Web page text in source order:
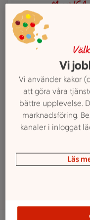
ICA
Maxi ICA
Vill du bli
Vi letar
vilka
Vi
Vi använder kakor
att göra våra
bättre upplevelse.
marknadsföring.
kanaler i inloggat
Läs